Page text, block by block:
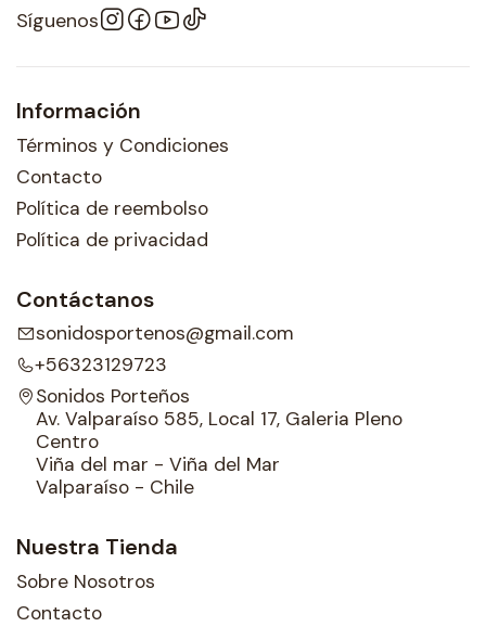
Síguenos
Información
Términos y Condiciones
Contacto
Política de reembolso
Política de privacidad
Contáctanos
sonidosportenos@gmail.com
+56323129723
Sonidos Porteños
Av. Valparaíso 585, Local 17, Galeria Pleno
Centro
Viña del mar - Viña del Mar
Valparaíso - Chile
Nuestra Tienda
Sobre Nosotros
Contacto